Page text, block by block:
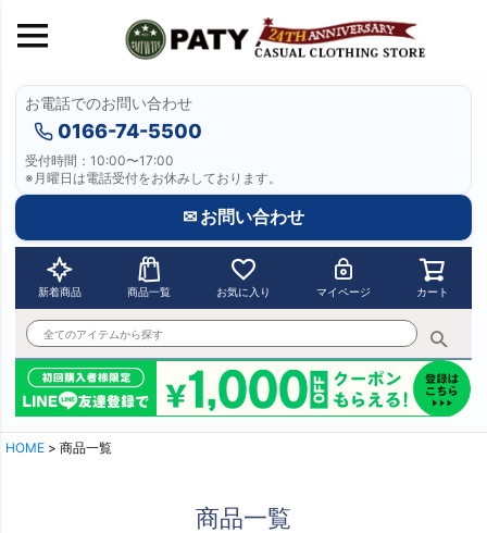
お電話でのお問い合わせ
0166-74-5500
受付時間：10:00〜17:00
※月曜日は電話受付をお休みしております。
✉ お問い合わせ
新着商品 商品一覧 お気に入り マイページ カート
HOME 商品一覧
商品一覧
キーワード
価格
表示しない
表示する
商品番号/JANコード
並び順
優先度順
新着順
価格が安い順